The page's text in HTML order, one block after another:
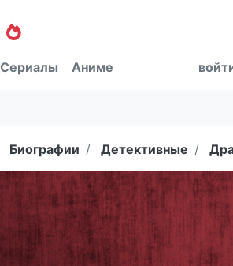
Сериалы Аниме
Биографии Детективные